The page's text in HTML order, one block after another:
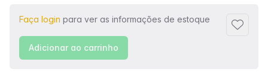
Faça login para ver as informações de estoque
Adicionar ao carrinho